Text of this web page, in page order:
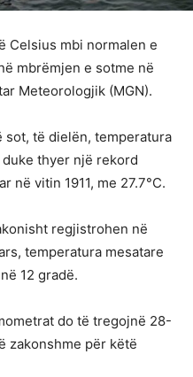
Celsius mbi normalen e
mbrëmjen e sotme në
Meteorologjik (MGN).
të dielën, temperatura
thyer një rekord
në vitin 1911, me 27.7°C.
regjistrohen në
temperatura mesatare
12 gradë.
do të tregojnë 28-
zakonshme për këtë